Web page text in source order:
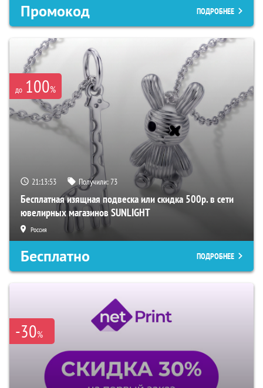
Промокод ПОДРОБНЕЕ
до 100%
21:13:52 Получили:73
Бесплатная изящная подвеска или скидка 500р. в сети
ювелирных магазинов SUNLIGHT
Россия
Бесплатно ПОДРОБНЕЕ
-30%